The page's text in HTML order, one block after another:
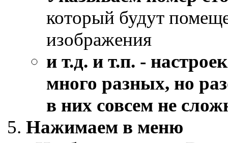
который будут
изображения
и т.д. и т.п. -
много разных, но
в них совсем не
Нажимаем в меню